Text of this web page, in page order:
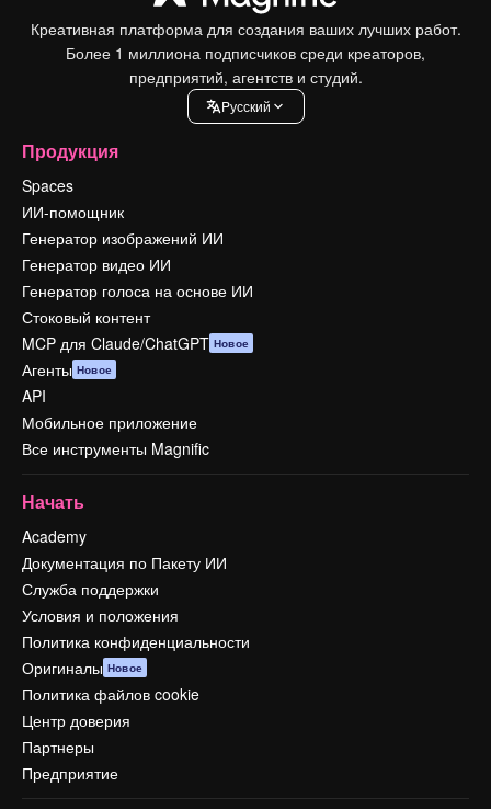
Креативная платформа для создания ваших лучших работ.
Более 1 миллиона подписчиков среди креаторов,
предприятий, агентств и студий.
Pусский
Продукция
Spaces
ИИ-помощник
Генератор изображений ИИ
Генератор видео ИИ
Генератор голоса на основе ИИ
Стоковый контент
MCP для Claude/ChatGPT Новое
Агенты Новое
API
Мобильное приложение
Все инструменты Magnific
Начать
Academy
Документация по Пакету ИИ
Служба поддержки
Условия и положения
Политика конфиденциальности
Оригиналы Новое
Политика файлов cookie
Центр доверия
Партнеры
Предприятие